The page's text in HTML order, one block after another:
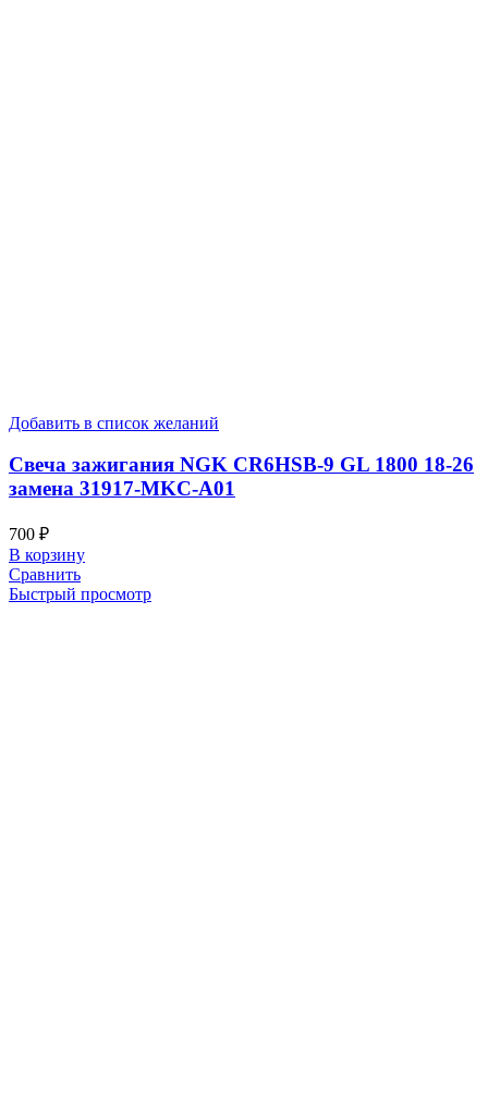
Добавить в список желаний
Свеча зажигания NGK CR6HSB-9 GL 1800 18-26
замена 31917-MKC-A01
700 ₽
В корзину
Сравнить
Быстрый просмотр